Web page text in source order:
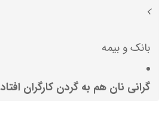
بانک و بیمه
گرانی نان هم به گردن کارگران افتاد